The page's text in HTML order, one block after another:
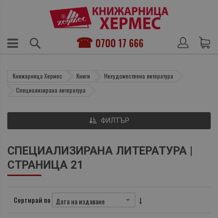
0700 17 666
Книжарница Хермес Книги
Нехудожествена литература
Специализирана литература
СПЕЦИАЛИЗИРАНА ЛИТЕРАТУРА |
СТРАНИЦА 21
Сортирай по
ФИЛТЪР